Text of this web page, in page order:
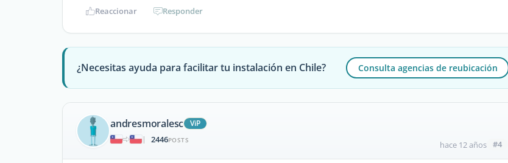
Reaccionar Responder
¿Necesitas ayuda para facilitar tu instalación en Chile? Consulta agencias de reubicación
andresmoralesc
ViP
|
2446POSTS hace 12 años #4